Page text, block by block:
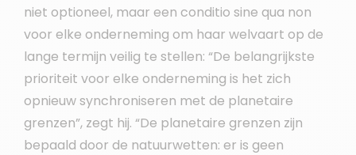
niet optioneel, maar een conditio sine qua non
voor elke onderneming om haar welvaart op de
lange termijn veilig te stellen: “De belangrijkste
prioriteit voor elke onderneming is het zich
opnieuw synchroniseren met de planetaire
grenzen”, zegt hij. “De planetaire grenzen zijn
bepaald door de natuurwetten: er is geen